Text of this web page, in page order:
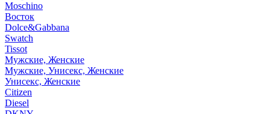
Moschino
Восток
Dolce&Gabbana
Swatch
Tissot
Мужские, Женские
Мужские, Унисекс, Женские
Унисекс, Женские
Citizen
Diesel